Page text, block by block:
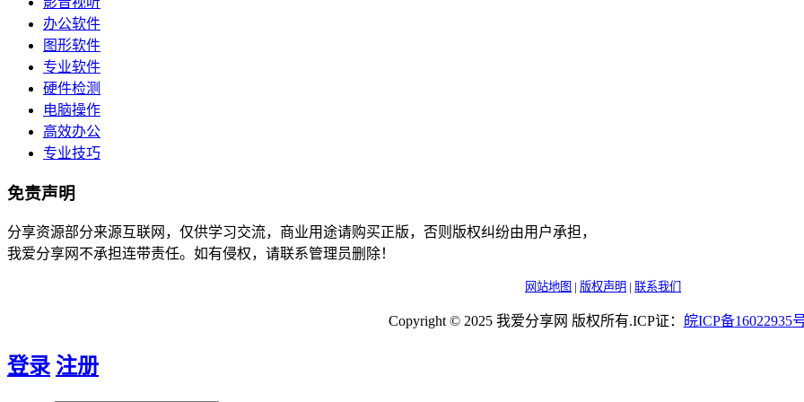
办公软件
图形软件
专业软件
硬件检测
电脑操作
高效办公
专业技巧
免责声明
分享资源部分来源互联网，仅供学习交流，商业用途请购买正版，否则版权纠纷由用户承担，
我爱分享网不承担连带责任。如有侵权，请联系管理员删除！
网站地图 | 版权声明 | 联系我们
Copyright © 2025 我爱分享网 版权所有.ICP证： 皖ICP备16022935
登录 注册